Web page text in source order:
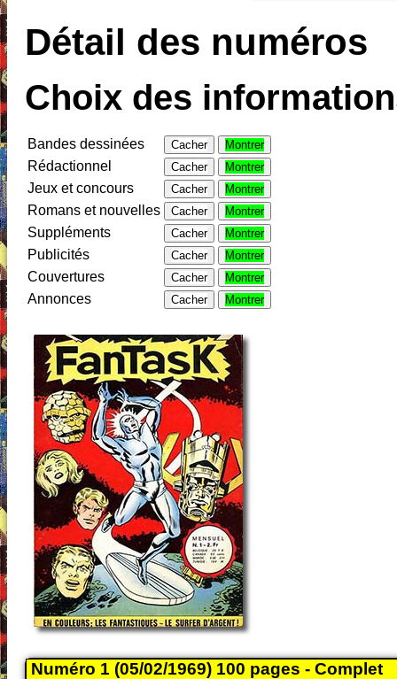
Détail des numéros
Choix des
Bandes dessinées Cacher Montrer
Rédactionnel Cacher Montrer
Jeux et concours Cacher Montrer
Romans et nouvelles Cacher Montrer
Suppléments Cacher Montrer
Publicités Cacher Montrer
Couvertures Cacher Montrer
Annonces Cacher Montrer
Numéro 1 (05/02/1969) 100 pages - Complet